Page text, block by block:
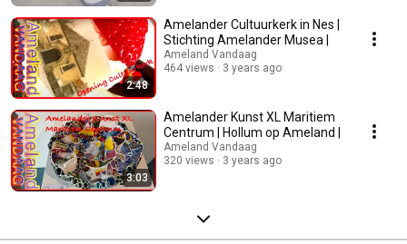
2:48
Amelander Cultuurkerk in Nes |
Stichting Amelander Musea |
Ameland Vandaag
464 views
3 years ago
3:03
Amelander Kunst XL Maritiem
Centrum | Hollum op Ameland |
Ameland Vandaag
320 views
3 years ago